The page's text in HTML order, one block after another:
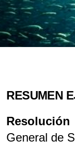
RESUMEN
Resolución
General de